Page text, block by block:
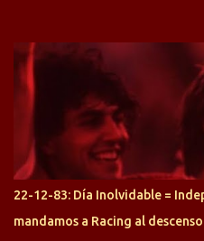
Halcón de Varela, como lo es
préstamo allí durante el último
gran manera, convirtiendo
copa sudamericana. Pero no
rendimiento que ha producido
jugaron en Defensa y ahora
Gastón Togni y Domingo Blanco,
futbolísticamente hablando en el
ejemplo, el caso de Mingo llego a
22-12-83: Día Inolvidable =
mandamos a Racing al descenso